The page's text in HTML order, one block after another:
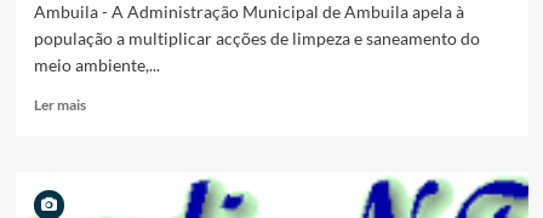
Ambuila - A Administração Municipal de Ambuila apela à
população a multiplicar acções de limpeza e saneamento do
meio ambiente,...
Ler maisLeia